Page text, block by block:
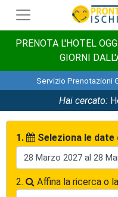
PRENOTA L'HOTEL
GIORNI
Servizio Prenotazioni
Hai cercato:
1. Seleziona le
2. Affina la ricerca o